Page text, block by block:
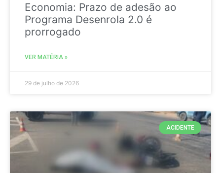
Economia: Prazo de adesão ao
Programa Desenrola 2.0 é
prorrogado
VER MATÉRIA »
29 de julho de 2026
ACIDENTE